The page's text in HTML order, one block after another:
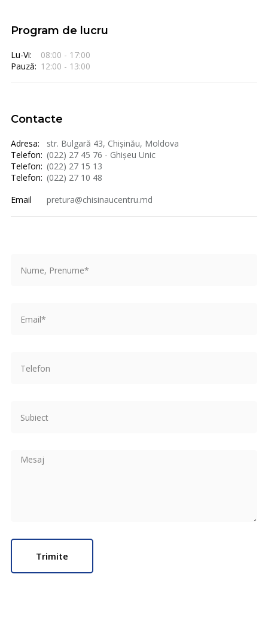
Program de lucru
Lu-Vi:
08:00 - 17:00
Pauză: 12:00 - 13:00
Contacte
Adresa:
str. Bulgară 43, Chișinău, Moldova
Telefon: (022) 27 45 76 - Ghișeu Unic
Telefon: (022) 27 15 13
Telefon: (022) 27 10 48
Email
pretura@chisinaucentru.md